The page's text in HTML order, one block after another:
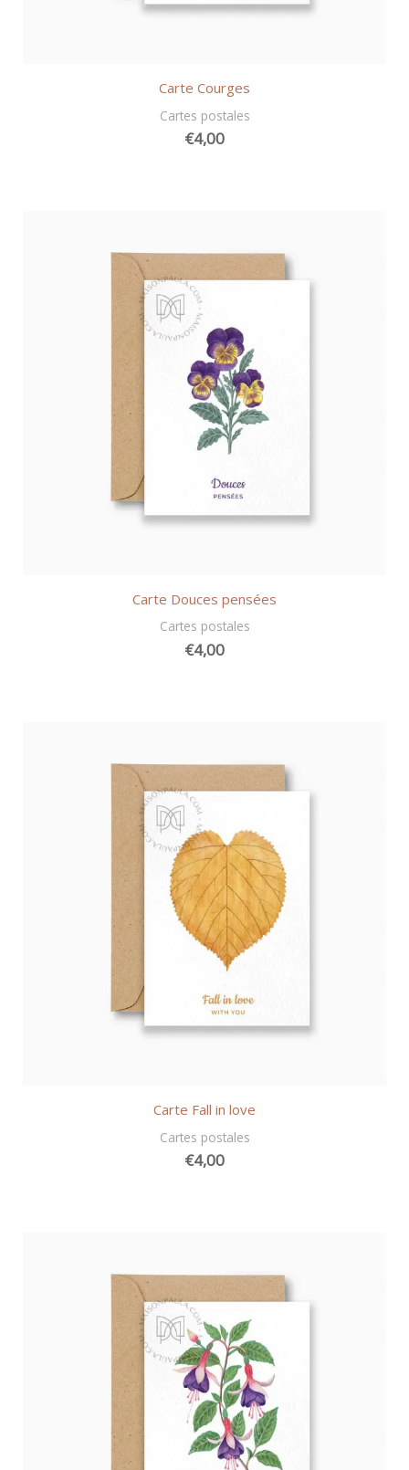
Carte Courges
Cartes postales
€4,00
Carte Douces pensées
Cartes postales
€4,00
Carte Fall in love
Cartes postales
€4,00